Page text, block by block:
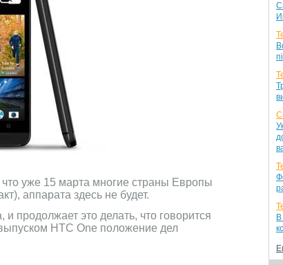
уже 15 марта многие страны Европы
аппарата здесь не будет.
продолжает это делать, что говорится
HTC One положение дел